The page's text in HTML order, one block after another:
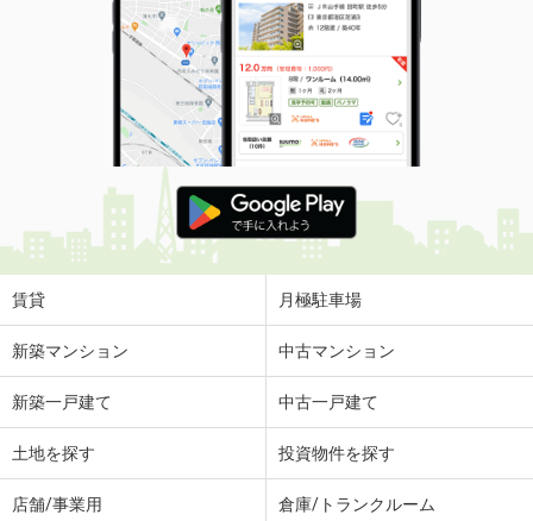
賃貸 月極駐車場
新築マンション 中古マンション
新築一戸建て 中古一戸建て
土地を探す 投資物件を探す
店舗/事業用 倉庫/トランクルーム